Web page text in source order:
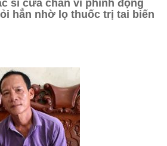
sĩ cưa chân vì phình động
hẳn nhờ lọ thuốc trị tai biến